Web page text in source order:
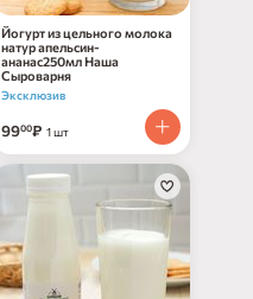
Йогурт из цельного молока
натур апельсин-
ананас250мл Наша
Сыроварня
Эксклюзив
9900₽ 1 шт